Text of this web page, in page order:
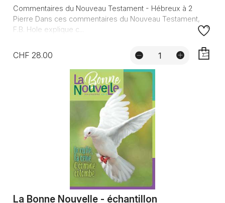
Commentaires du Nouveau Testament - Hébreux à 2
Pierre Dans ces commentaires du Nouveau Testament,
F.B. Hole explique c...
CHF 28.00
La Bonne Nouvelle - échantillon